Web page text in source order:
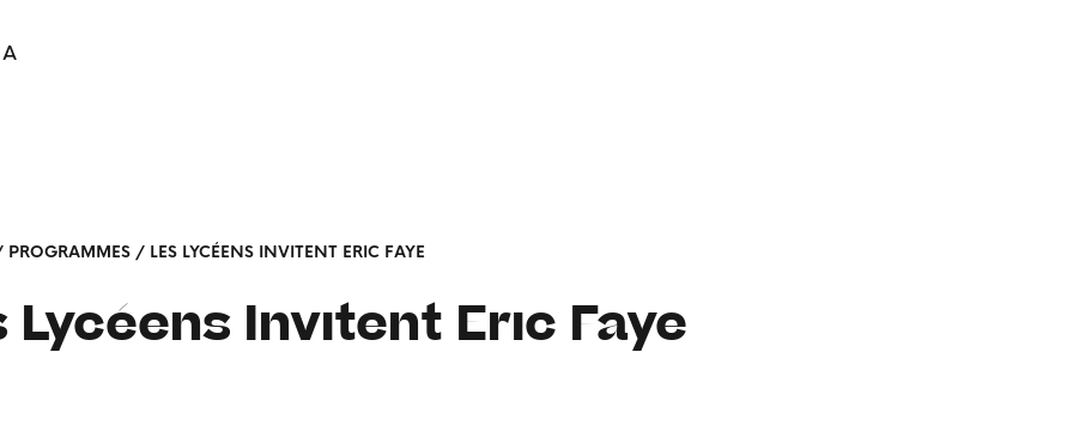
PROGRAMMES / LES LYCÉENS INVITENT ERIC FAYE
Lycéens Invitent Eric Faye